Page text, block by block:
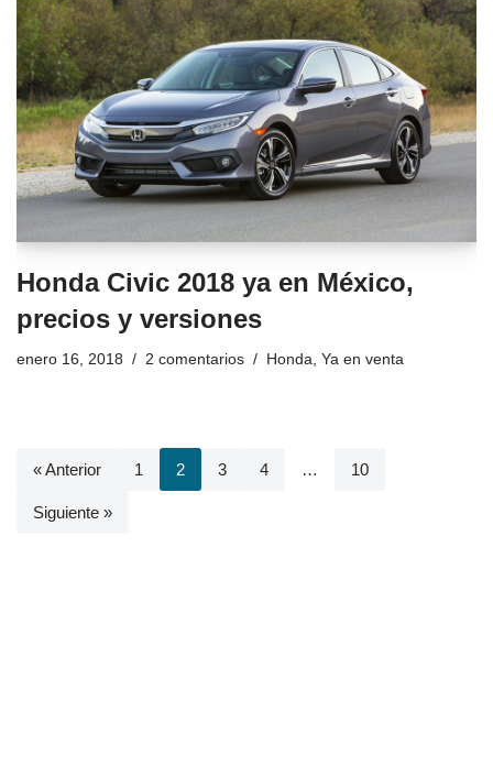
Honda Civic 2018 ya en México,
precios y versiones
enero 16, 2018 2 comentarios Honda Ya en venta
« Anterior 1 2 3 4 … 10
Siguiente »